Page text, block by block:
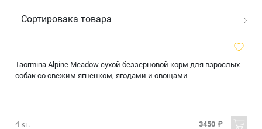
Сортировака товара
Taormina Alpine Meadow сухой беззерновой корм для взрослых
собак со свежим ягненком, ягодами и овощами
4 кг. 3450 ₽